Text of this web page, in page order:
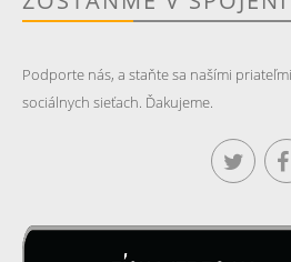
Podporte nás, a staňte sa našími
sociálnych sieťach. Ďakujeme.